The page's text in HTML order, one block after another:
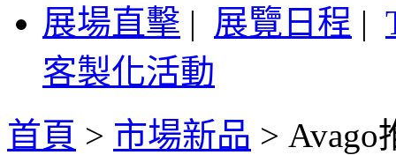
展場直擊 | 展覽日程 |
客製化活動
首頁 > 市場新品 > Avago